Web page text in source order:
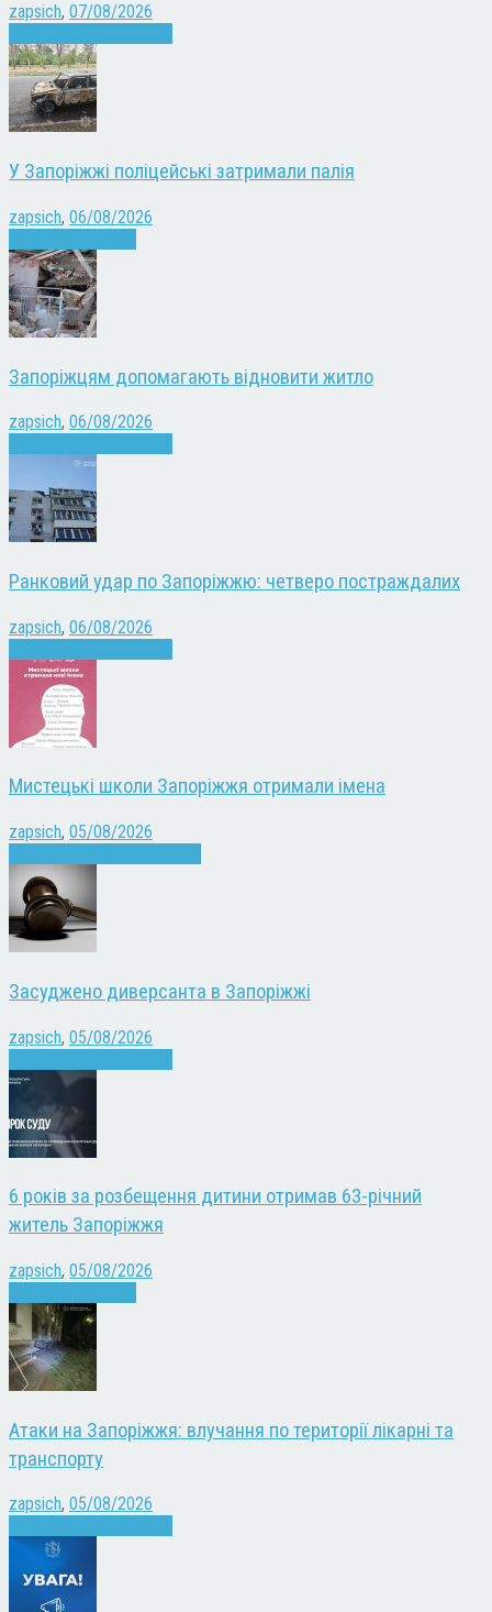
zapsich, 07/08/2026
У Запоріжжі поліцейські затримали палія
zapsich, 06/08/2026
Запоріжцям допомагають відновити житло
zapsich, 06/08/2026
Ранковий удар по Запоріжжю: четверо постраждалих
zapsich, 06/08/2026
Мистецькі школи Запоріжжя отримали імена
zapsich, 05/08/2026
Засуджено диверсанта в Запоріжжі
zapsich, 05/08/2026
6 років за розбещення дитини отримав 63-річний
житель Запоріжжя
zapsich, 05/08/2026
Атаки на Запоріжжя: влучання по території лікарні та
транспорту
zapsich, 05/08/2026